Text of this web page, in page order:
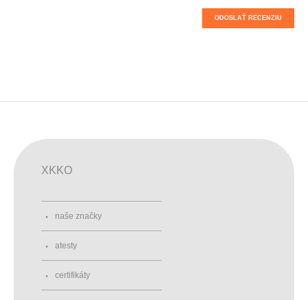
ODOSLAŤ RECENZIU
XKKO
naše značky
atesty
certifikáty